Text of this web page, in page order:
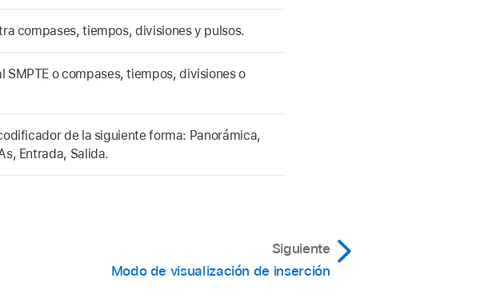
compases, tiempos, divisiones y pulsos.
SMPTE o compases, tiempos, divisiones o
de la siguiente forma: Panorámica,
Entrada, Salida.
Siguiente
Modo de visualización de inserción